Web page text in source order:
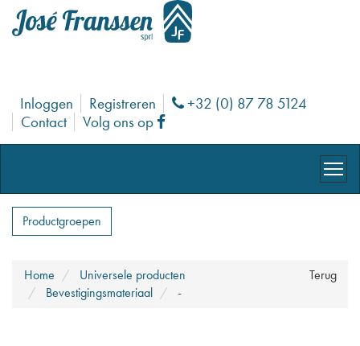
Inloggen Registreren Phone
+32 (0) 87 78 5124
Contact
Volg ons op Facebook
Productgroepen
Terug
Home
Universele producten
Bevestigingsmateriaal
-